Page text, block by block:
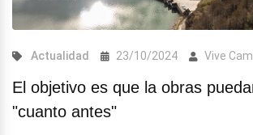
Actualidad 23/10/2024 Vive
El objetivo es que la obras
"cuanto antes"